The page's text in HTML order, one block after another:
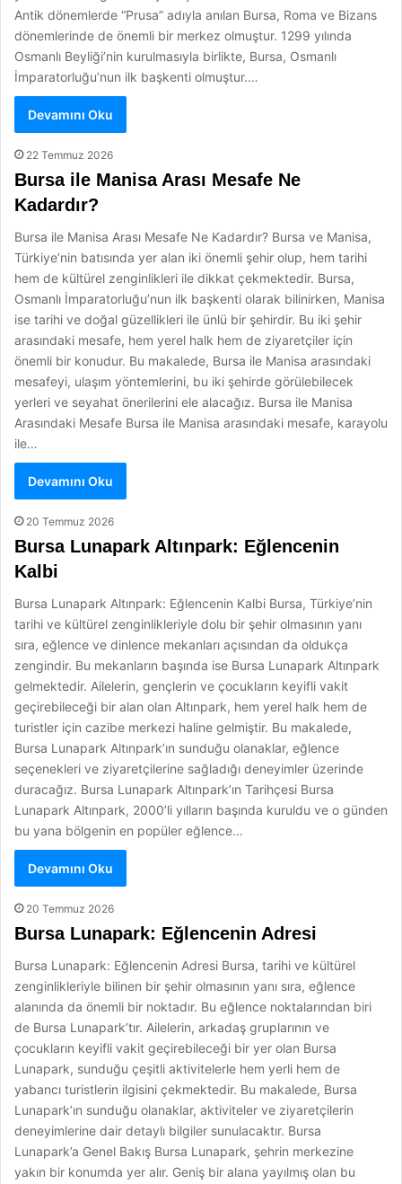
Antik dönemlerde “Prusa” adıyla anılan Bursa, Roma ve Bizans
dönemlerinde de önemli bir merkez olmuştur. 1299 yılında
Osmanlı Beyliği’nin kurulmasıyla birlikte, Bursa, Osmanlı
İmparatorluğu’nun ilk başkenti olmuştur.…
Devamını Oku
22 Temmuz 2026
Bursa ile Manisa Arası Mesafe Ne
Kadardır?
Bursa ile Manisa Arası Mesafe Ne Kadardır? Bursa ve Manisa,
Türkiye’nin batısında yer alan iki önemli şehir olup, hem tarihi
hem de kültürel zenginlikleri ile dikkat çekmektedir. Bursa,
Osmanlı İmparatorluğu’nun ilk başkenti olarak bilinirken, Manisa
ise tarihi ve doğal güzellikleri ile ünlü bir şehirdir. Bu iki şehir
arasındaki mesafe, hem yerel halk hem de ziyaretçiler için
önemli bir konudur. Bu makalede, Bursa ile Manisa arasındaki
mesafeyi, ulaşım yöntemlerini, bu iki şehirde görülebilecek
yerleri ve seyahat önerilerini ele alacağız. Bursa ile Manisa
Arasındaki Mesafe Bursa ile Manisa arasındaki mesafe, karayolu
ile…
Devamını Oku
20 Temmuz 2026
Bursa Lunapark Altınpark: Eğlencenin
Kalbi
Bursa Lunapark Altınpark: Eğlencenin Kalbi Bursa, Türkiye’nin
tarihi ve kültürel zenginlikleriyle dolu bir şehir olmasının yanı
sıra, eğlence ve dinlence mekanları açısından da oldukça
zengindir. Bu mekanların başında ise Bursa Lunapark Altınpark
gelmektedir. Ailelerin, gençlerin ve çocukların keyifli vakit
geçirebileceği bir alan olan Altınpark, hem yerel halk hem de
turistler için cazibe merkezi haline gelmiştir. Bu makalede,
Bursa Lunapark Altınpark’ın sunduğu olanaklar, eğlence
seçenekleri ve ziyaretçilerine sağladığı deneyimler üzerinde
duracağız. Bursa Lunapark Altınpark’ın Tarihçesi Bursa
Lunapark Altınpark, 2000’li yılların başında kuruldu ve o günden
bu yana bölgenin en popüler eğlence…
Devamını Oku
20 Temmuz 2026
Bursa Lunapark: Eğlencenin Adresi
Bursa Lunapark: Eğlencenin Adresi Bursa, tarihi ve kültürel
zenginlikleriyle bilinen bir şehir olmasının yanı sıra, eğlence
alanında da önemli bir noktadır. Bu eğlence noktalarından biri
de Bursa Lunapark’tır. Ailelerin, arkadaş gruplarının ve
çocukların keyifli vakit geçirebileceği bir yer olan Bursa
Lunapark, sunduğu çeşitli aktivitelerle hem yerli hem de
yabancı turistlerin ilgisini çekmektedir. Bu makalede, Bursa
Lunapark’ın sunduğu olanaklar, aktiviteler ve ziyaretçilerin
deneyimlerine dair detaylı bilgiler sunulacaktır. Bursa
Lunapark’a Genel Bakış Bursa Lunapark, şehrin merkezine
yakın bir konumda yer alır. Geniş bir alana yayılmış olan bu